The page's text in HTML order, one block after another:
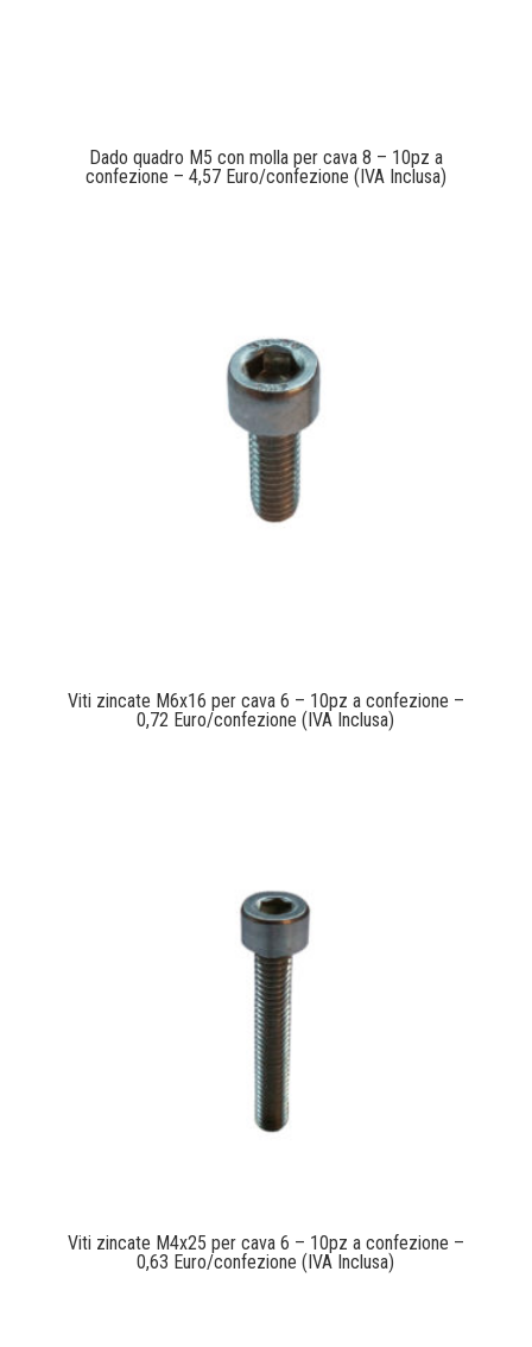
Dado quadro M5 con molla per cava 8 – 10pz a
confezione – 4,57 Euro/confezione (IVA Inclusa)
Viti zincate M6x16 per cava 6 – 10pz a confezione –
0,72 Euro/confezione (IVA Inclusa)
Viti zincate M4x25 per cava 6 – 10pz a confezione –
0,63 Euro/confezione (IVA Inclusa)